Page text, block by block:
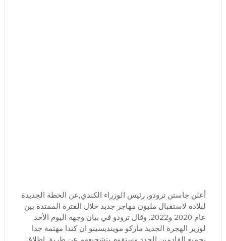
أعلن جاستن ترودو, رئيس الوزراء الكندي,عن الخطة الجديدة
لبلاده لاستقبال مليون مهاجر جديد خلال الفترة الممتدة بين
عام 2020 و2022. وقال ترودو في بيان وجهه اليوم الأحد
لوزير الهجرة الجديد ماركو موينديسينو ان كندا مهتمة جدا